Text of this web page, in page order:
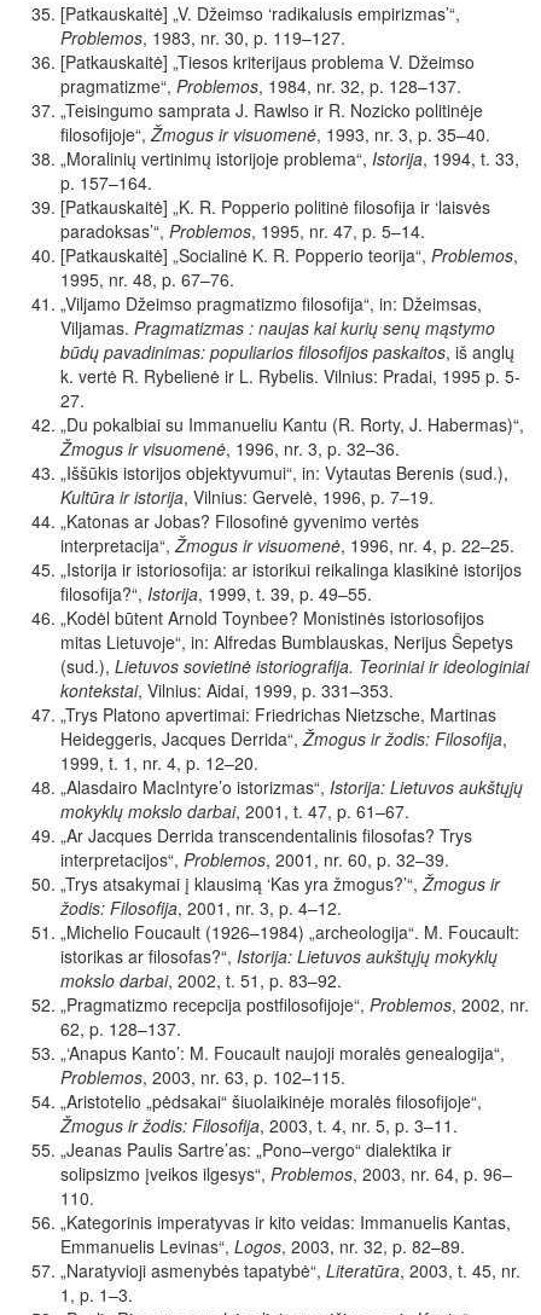
[Patkauskaitė] „V. Džeimso ‘radikalusis empirizmas’“,
Problemos, 1983, nr. 30, p. 119–127.
[Patkauskaitė] „Tiesos kriterijaus problema V. Džeimso
pragmatizme“, Problemos, 1984, nr. 32, p. 128–137.
„Teisingumo samprata J. Rawlso ir R. Nozicko politinėje
filosofijoje“,Žmogus ir visuomenė, 1993, nr. 3, p. 35–40.
„Moralinių vertinimų istorijoje problema“, Istorija, 1994, t. 33,
p. 157–164.
[Patkauskaitė] „K. R. Popperio politinė filosofija ir ‘laisvės
paradoksas’“, Problemos, 1995, nr. 47, p. 5–14.
[Patkauskaitė] „Socialinė K. R. Popperio teorija“, Problemos,
1995, nr. 48, p. 67–76.
„Viljamo Džeimso pragmatizmo filosofija“, in: Džeimsas,
Viljamas. Pragmatizmas : naujas kai kurių senų mąstymo
būdų pavadinimas: populiarios filosofijos paskaitos, iš anglų
k. vertė R. Rybelienė ir L. Rybelis. Vilnius: Pradai, 1995 p. 5-
27.
„Du pokalbiai su Immanueliu Kantu (R. Rorty, J. Habermas)“,
Žmogus ir visuomenė, 1996, nr. 3, p. 32–36.
„Iššūkis istorijos objektyvumui“, in: Vytautas Berenis (sud.),
Kultūra ir istorija, Vilnius: Gervelė, 1996, p. 7–19.
„Katonas ar Jobas? Filosofinė gyvenimo vertės
interpretacija“, Žmogus ir visuomenė, 1996, nr. 4, p. 22–25.
„Istorija ir istoriosofija: ar istorikui reikalinga klasikinė istorijos
filosofija?“, Istorija, 1999, t. 39, p. 49–55.
„Kodėl būtent Arnold Toynbee? Monistinės istoriosofijos
mitas Lietuvoje“, in: Alfredas Bumblauskas, Nerijus Šepetys
(sud.), Lietuvos sovietinė istoriografija. Teoriniai ir ideologiniai
kontekstai, Vilnius: Aidai, 1999, p. 331–353.
„Trys Platono apvertimai: Friedrichas Nietzsche, Martinas
Heideggeris, Jacques Derrida“,Žmogus ir žodis: Filosofija,
1999, t. 1, nr. 4, p. 12–20.
„Alasdairo MacIntyre’o istorizmas“, Istorija: Lietuvos aukštųjų
mokyklų mokslo darbai, 2001, t. 47, p. 61–67.
„Ar Jacques Derrida transcendentalinis filosofas? Trys
interpretacijos“, Problemos, 2001, nr. 60, p. 32–39.
„Trys atsakymai į klausimą ‘Kas yra žmogus?’“, Žmogus ir
žodis: Filosofija, 2001, nr. 3, p. 4–12.
„Michelio Foucault (1926–1984) „archeologija“. M. Foucault:
istorikas ar filosofas?“, Istorija: Lietuvos aukštųjų mokyklų
mokslo darbai, 2002, t. 51, p. 83–92.
„Pragmatizmo recepcija postfilosofijoje“, Problemos, 2002, nr.
62, p. 128–137.
„‘Anapus Kanto’: M. Foucault naujoji moralės genealogija“,
Problemos, 2003, nr. 63, p. 102–115.
„Aristotelio „pėdsakai“ šiuolaikinėje moralės filosofijoje“,
Žmogus ir žodis: Filosofija, 2003, t. 4, nr. 5, p. 3–11.
„Jeanas Paulis Sartre’as: „Pono–vergo“ dialektika ir
solipsizmo įveikos ilgesys“, Problemos, 2003, nr. 64, p. 96–
110.
„Kategorinis imperatyvas ir kito veidas: Immanuelis Kantas,
Emmanuelis Levinas“, Logos, 2003, nr. 32, p. 82–89.
„Naratyvioji asmenybės tapatybė“, Literatūra, 2003, t. 45, nr.
1, p. 1–3.